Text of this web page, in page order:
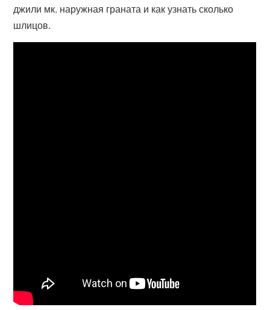
джили мк. наружная граната и как узнать сколько
шлицов.